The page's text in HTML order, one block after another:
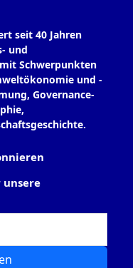
seit 40 Jahren
und
Schwerpunkten
und -
Governance-
unsere